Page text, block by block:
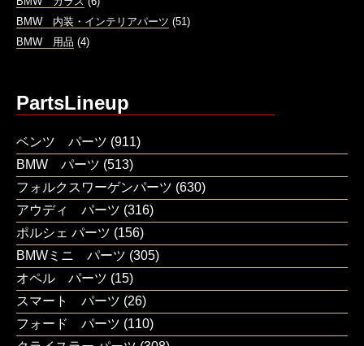
BMW 内装・インテリアパーツ (51)
BMW 用品 (4)
PartsLineup
ベンツ パーツ (911)
BMW パーツ (513)
フォルクスワーゲンパーツ (630)
アウディ パーツ (316)
ポルシェ パーツ (156)
BMWミニ パーツ (305)
オペル パーツ (15)
スマート パーツ (26)
フォード パーツ (110)